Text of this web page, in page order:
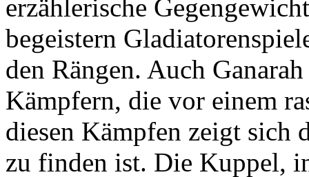
erzählerische
begeistern
den Rängen. Auch
Kämpfern, die vor einem
diesen Kämpfen zeigt sich
zu finden ist. Die Kuppel,